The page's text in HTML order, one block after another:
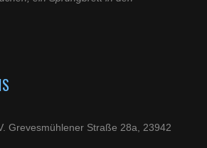
Grevesmühlener Straße 28a, 23942